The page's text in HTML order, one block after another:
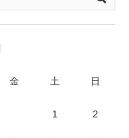
金 土 日
1 2